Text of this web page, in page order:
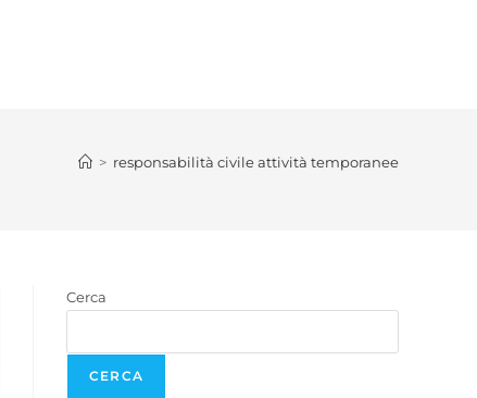
> responsabilità civile attività temporanee
Cerca
CERCA